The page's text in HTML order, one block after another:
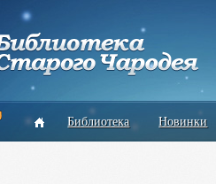
Библиотека Новинки